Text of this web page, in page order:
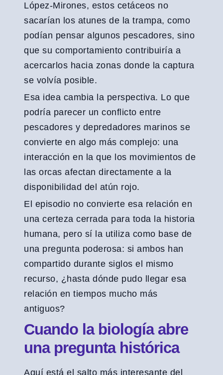
López-Mirones, estos cetáceos no
sacarían los atunes de la trampa, como
podían pensar algunos pescadores, sino
que su comportamiento contribuiría a
acercarlos hacia zonas donde la captura
se volvía posible.
Esa idea cambia la perspectiva. Lo que
podría parecer un conflicto entre
pescadores y depredadores marinos se
convierte en algo más complejo: una
interacción en la que los movimientos de
las orcas afectan directamente a la
disponibilidad del atún rojo.
El episodio no convierte esa relación en
una certeza cerrada para toda la historia
humana, pero sí la utiliza como base de
una pregunta poderosa: si ambos han
compartido durante siglos el mismo
recurso, ¿hasta dónde pudo llegar esa
relación en tiempos mucho más
antiguos?
Cuando la biología abre
una pregunta histórica
Aquí está el salto más interesante del